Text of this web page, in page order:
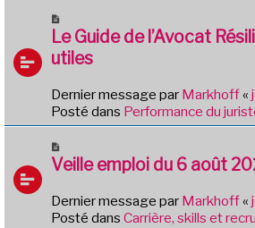
s
s
g
e
o
u
v
a
u
s
a
g
Le Guide de l’Avocat
utiles
Dernier message par Markhoff«
Posté dans Performance du
o
v
e
Veille emploi du 6 août
Dernier message par Markhoff«
Posté dans Carrière, skills et